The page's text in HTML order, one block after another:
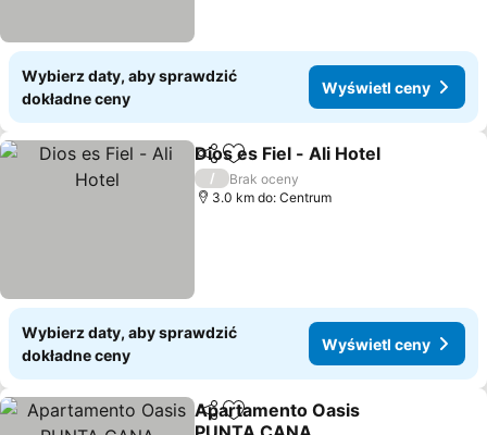
Wybierz daty, aby sprawdzić
dokładne ceny
Wyświetl ceny
Udostępnij
Dodaj do ulubionych
Dios es Fiel - Ali Hotel
/
Brak oceny
3.0 km do: Centrum
Wybierz daty, aby sprawdzić
dokładne ceny
Wyświetl ceny
Udostępnij
Dodaj do ulubionych
Apartamento Oasis